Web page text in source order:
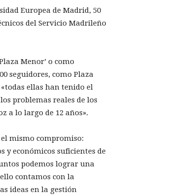
Europea de Madrid, 50
del Servicio Madrileño
Menor’ o como
seguidores, como Plaza
ellas han tenido el
problemas reales de los
a lo largo de 12 años».
mismo compromiso:
y económicos suficientes de
podemos lograr una
contamos con la
ideas en la gestión